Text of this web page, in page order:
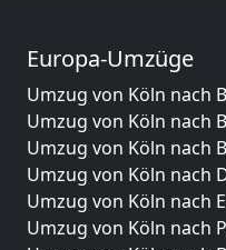
Europa-Umzüge
Umzug von Köln nach
Umzug von Köln nach
Umzug von Köln nach
Umzug von Köln nach
Umzug von Köln nach
Umzug von Köln nach